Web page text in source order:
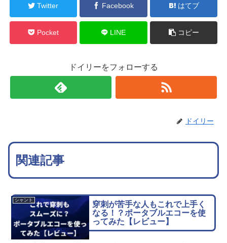
Twitter Facebook はてブ
Pocket LINE コピー
ドイリーをフォローする
ドイリー
関連記事
シャント
穿刺が苦手な人もこれで上手く
なる！？ポータブルエコーを使
ってみた【レビュー】